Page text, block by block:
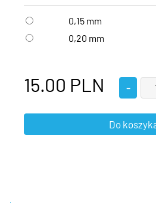
0,15 mm
0,20 mm
15.00 PLN